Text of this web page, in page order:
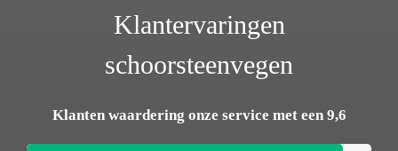
Klantervaringen
schoorsteenvegen
Klanten waardering onze service met een 9,6